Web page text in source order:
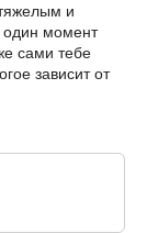
и
один момент
сами тебе
зависит от